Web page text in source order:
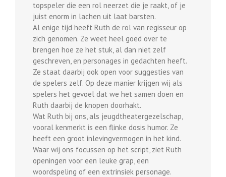
topspeler die een rol neerzet die je raakt, of je
juist enorm in lachen uit laat barsten.
Al enige tijd heeft Ruth de rol van regisseur op
zich genomen. Ze weet heel goed over te
brengen hoe ze het stuk, al dan niet zelf
geschreven, en personages in gedachten heeft.
Ze staat daarbij ook open voor suggesties van
de spelers zelf. Op deze manier krijgen wij als
spelers het gevoel dat we het samen doen en
Ruth daarbij de knopen doorhakt.
Wat Ruth bij ons, als jeugdtheatergezelschap,
vooral kenmerkt is een flinke dosis humor. Ze
heeft een groot inlevingvermogen in het kind.
Waar wij ons focussen op het script, ziet Ruth
openingen voor een leuke grap, een
woordspeling of een extrinsiek personage.